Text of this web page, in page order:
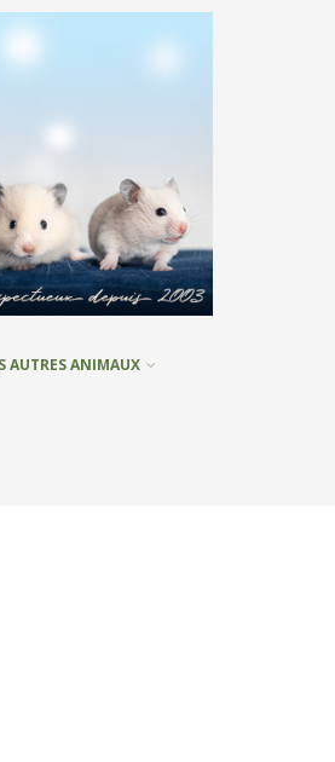
AUTRES ANIMAUX